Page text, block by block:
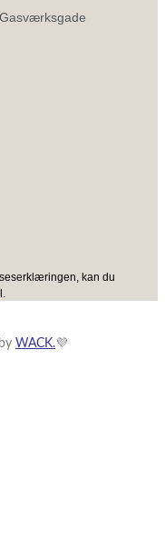
kan du
WACK.💜